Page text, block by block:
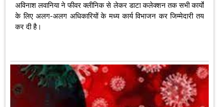
अविनाश लवानिया ने फीवर क्‍लीनिक से लेकर डाटा कलेक्‍शन तक सभी कार्यों
के लिए अलग-अलग अधिकारियों के मध्‍य कार्य विभाजन कर जिम्‍मेदारी तय
कर दी है।